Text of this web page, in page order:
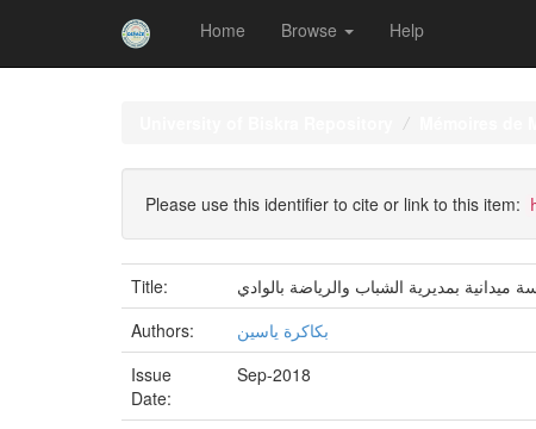
Home Browse Help
Please use this identifier to cite or link to this item:
Title:
ميدانية بمديرية الشباب والرياضة بالوادي
Authors:
بكاكرة ياسين
Issue
Date:
Sep-2018